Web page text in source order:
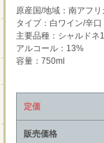
原産国/地域：南アフ
タイプ：白ワイン/辛口
主要品種：シャルドネ
アルコール：13%
容量：750ml
定価
販売価格